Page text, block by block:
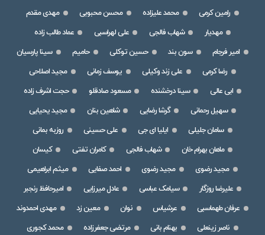
رامین کرمی
محمد علیزاده محسن محبوبی
مهدی مقدم
مهدیار
شهاب فالجی علی لهراسبی
عماد طالب زاده
امیر فرجام
سون بند حسین توکلی حامیم
سینا پارسیان
رضا کرمی
علی زند وکیلی یوسف زمانی
مجید اصلاحی
ابی عالی
سینا درخشنده مسعود صادقلو
حجت اشرف زاده
سهیل رحمانی
گرشا رضایی شاهین بنان
مجید یحیایی
سامان جلیلی
ایلیا ای جی علی حسینی
روزبه بمانی
ماهان بهرام خان
شهاب فالجی کامران تفتی
کیسان
مجید رضوی
مجید رضوی احمد صفایی
میثم ابراهیمی
علیرضا روزگار
سیامک عباسی عادل میرزایی
امیرحافظ رنجبر
عرفان طهماسبی
عرشیاس نوان معین زد
مهدی احمدوند
ناصر زینعلی
بهنام بانی مرتضی جعفرزاده
محمد کجوری